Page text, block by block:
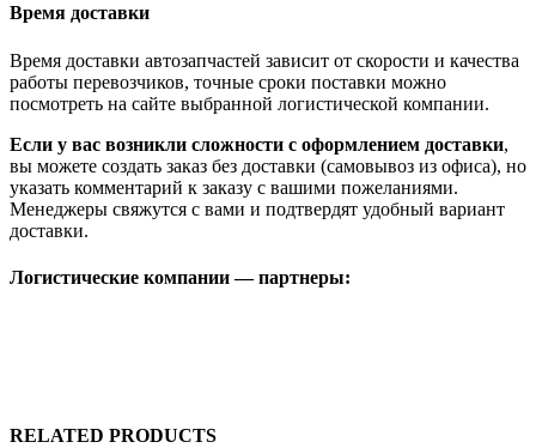
Время доставки
Время доставки автозапчастей зависит от скорости и качества
работы перевозчиков, точные сроки поставки можно
посмотреть на сайте выбранной логистической компании.
Если у вас возникли сложности с оформлением доставки,
вы можете создать заказ без доставки (самовывоз из офиса), но
указать комментарий к заказу с вашими пожеланиями.
Менеджеры свяжутся с вами и подтвердят удобный вариант
доставки.
Логистические компании — партнеры:
RELATED PRODUCTS